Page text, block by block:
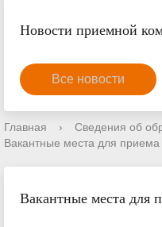
Новости приемной
Все новости
Главная › Сведения об
Вакантные места для
Вакантные места для